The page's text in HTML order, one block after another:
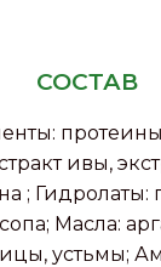
СОСТАВ
ивы,
;
Масла:
устьмы;